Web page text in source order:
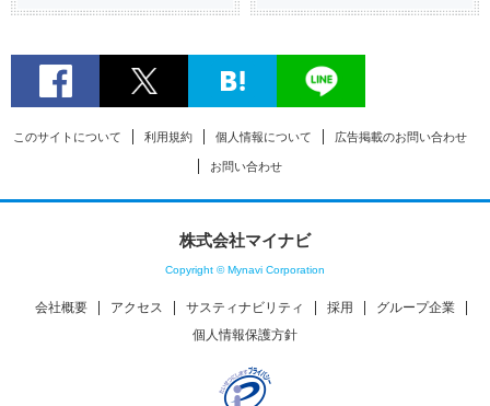
このサイトについて 利用規約 個人情報について 広告掲載のお問い合わせ
お問い合わせ
株式会社マイナビ
Copyright © Mynavi Corporation
会社概要 アクセス サスティナビリティ 採用
グループ企業
個人情報保護方針